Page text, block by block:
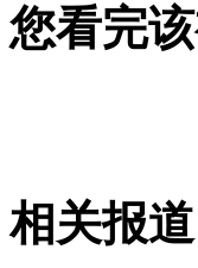
您看完
相关报道